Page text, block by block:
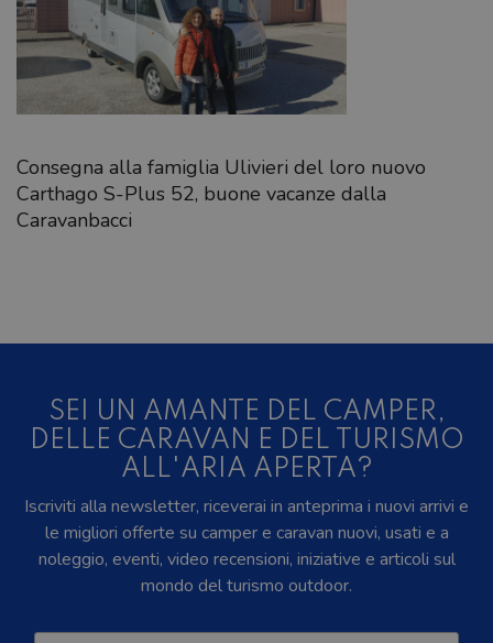
Consegna alla famiglia Ulivieri del loro nuovo
Carthago S-Plus 52, buone vacanze dalla
Caravanbacci
SEI UN AMANTE DEL CAMPER,
DELLE CARAVAN E DEL TURISMO
ALL'ARIA APERTA?
Iscriviti alla newsletter, riceverai in anteprima i nuovi arrivi e
le migliori offerte su camper e caravan nuovi, usati e a
noleggio, eventi, video recensioni, iniziative e articoli sul
mondo del turismo outdoor.